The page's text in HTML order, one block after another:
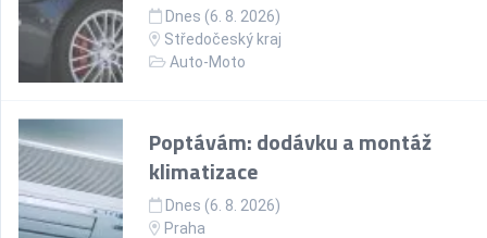
Dnes (6. 8. 2026)
Středočeský kraj
Auto-Moto
Poptávám: dodávku a montáž
klimatizace
Dnes (6. 8. 2026)
Praha